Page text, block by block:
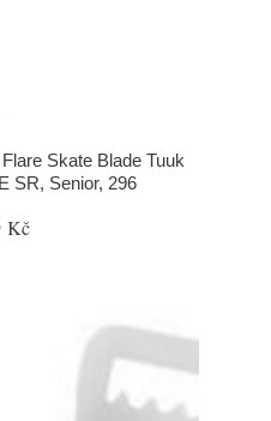
Skate Blade Tuuk
SR, Senior, 296
Kč